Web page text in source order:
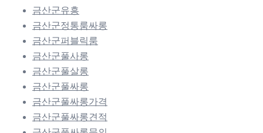
금산군유흥
금산군정통룸싸롱
금산군퍼블릭룸
금산군풀사롱
금산군풀살롱
금산군풀싸롱
금산군풀싸롱가격
금산군풀싸롱견적